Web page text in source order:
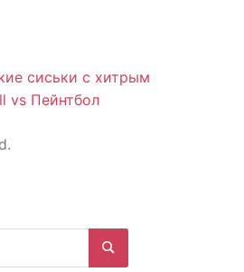
сиськи с хитрым
vs Пейнтбол